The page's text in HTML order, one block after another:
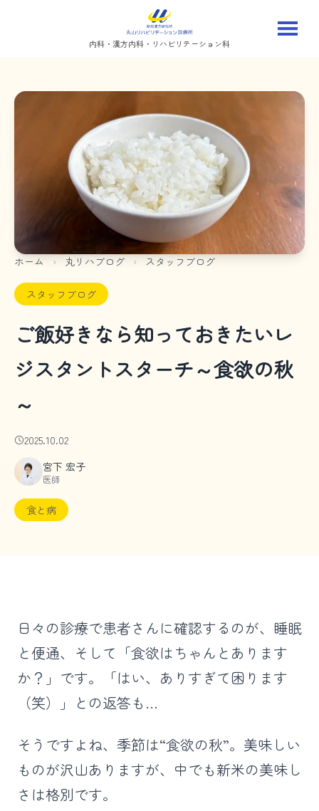
内科・漢方内科・リハビリテーション科
ホーム › 丸リハブログ › スタッフブログ
スタッフブログ
ご飯好きなら知っておきたいレ
ジスタントスターチ～食欲の秋
～
2025.10.02
宮下 宏子
医師
食と病
日々の診療で患者さんに確認するのが、睡眠
と便通、そして「食欲はちゃんとあります
か？」です。「はい、ありすぎて困ります
（笑）」との返答も…
そうですよね、季節は“食欲の秋”。美味しい
ものが沢山ありますが、中でも新米の美味し
さは格別です。